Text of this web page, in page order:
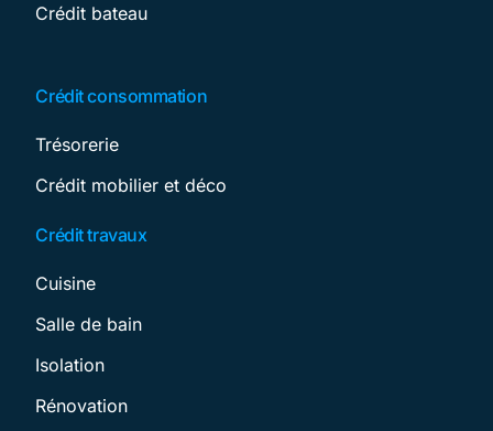
Crédit bateau
Crédit consommation
Trésorerie
Crédit mobilier et déco
Crédit travaux
Cuisine
Salle de bain
Isolation
Rénovation